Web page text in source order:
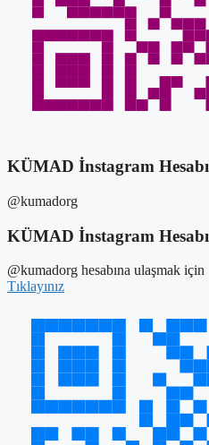
KÜMAD İnstagram Hesabı
@kumadorg
KÜMAD İnstagram Hesabı
@kumadorg hesabına ulaşmak için
Tıklayınız